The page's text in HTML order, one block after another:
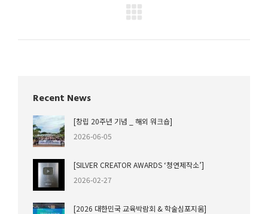
Recent News
[창립 20주년 기념 _ 해외 워크숍]
2026-06-05
[SILVER CREATOR AWARDS ‘청연제작소’]
2026-02-27
[2026 대한민국 교육박람회 & 학술심포지움]